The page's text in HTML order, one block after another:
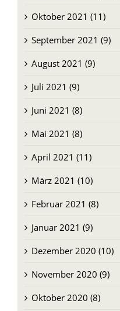
Oktober 2021 (11)
September 2021 (9)
August 2021 (9)
Juli 2021 (9)
Juni 2021 (8)
Mai 2021 (8)
April 2021 (11)
März 2021 (10)
Februar 2021 (8)
Januar 2021 (9)
Dezember 2020 (10)
November 2020 (9)
Oktober 2020 (8)